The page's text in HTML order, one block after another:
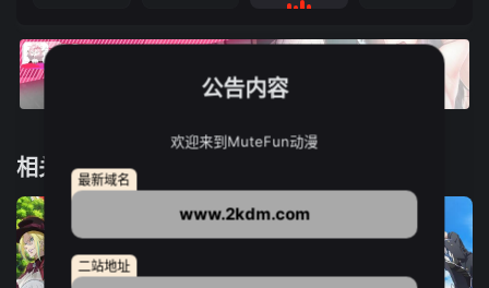
相关推荐
公告内容
欢迎来到MuteFun动漫
最新域名
www.2kdm.com
二站地址